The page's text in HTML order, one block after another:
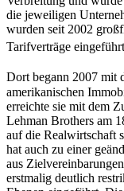
die jeweiligen
wurden seit 2002
Tarifverträge eingeführt
Dort begann 2007 mit
amerikanischen
erreichte sie mit dem
Lehman Brothers am
auf die Realwirtschaft
hat auch zu einer
aus
erstmalig deutlich